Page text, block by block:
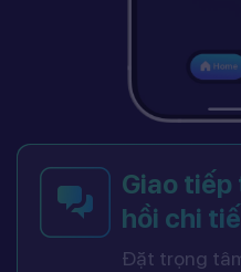
Giao
hồi chi
Đặt trọng